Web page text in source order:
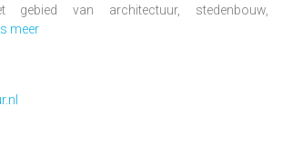
gebied van architectuur, stedenbouw,
meer